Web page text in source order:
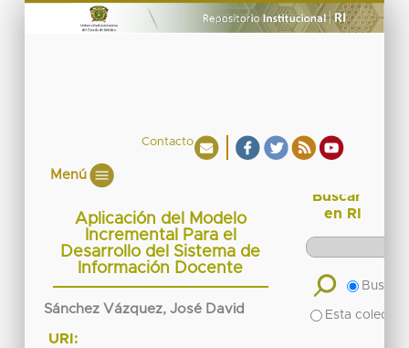
Contacto
Menú
Aplicación del Modelo
Incremental Para el
Desarrollo del Sistema de
Información Docente
Sánchez Vázquez, José David
URI:
Buscar
en RI
Buscar
Esta